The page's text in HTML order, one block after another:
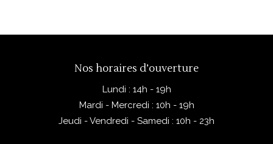
Nos horaires d’ouverture
Lundi : 14h - 19h
Mardi - Mercredi : 10h - 19h
Jeudi - Vendredi - Samedi : 10h - 23h